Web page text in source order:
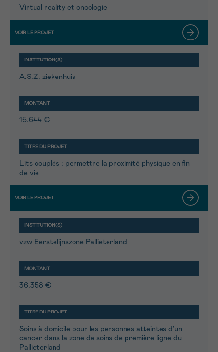
Virtual reality et oncologie
A.S.Z. ziekenhuis
15.644 €
Lits couplés : permettre la proximité physique en fin
de vie
vzw Eerstelijnszone Pallieterland
36.358 €
Soins à domicile pour les personnes atteintes d'un
cancer dans la zone de soins de première ligne du
Pallieterland